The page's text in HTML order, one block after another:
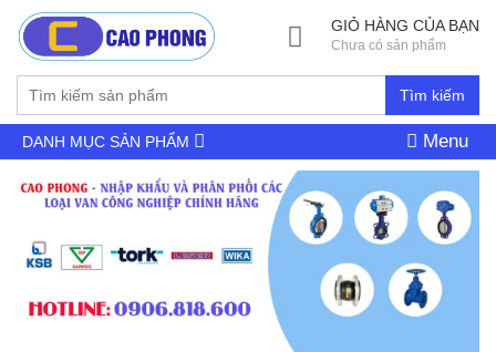
Tìm kiếm
GIỎ HÀNG CỦA BẠN
Chưa có sản phẩm
DANH MỤC SẢN PHẨM Menu